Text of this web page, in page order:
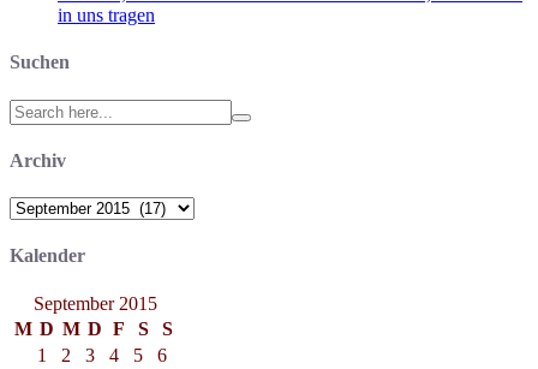
in uns tragen
Suchen
Search
for:
Archiv
Archiv
Kalender
September 2015
M D M D F S
S
1
2 3 4 5
6